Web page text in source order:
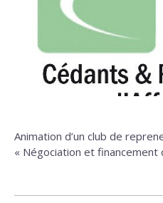
Animation d’un club de
« Négociation et financement